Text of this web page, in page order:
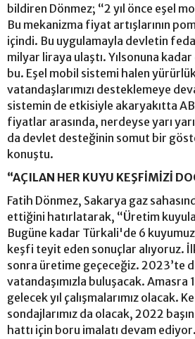
bildiren Dönmez; “2 yıl önce eşel
Bu mekanizma fiyat artışlarının
içindi. Bu uygulamayla devletin
milyar liraya ulaştı. Yılsonuna
bu. Eşel mobil sistemi halen
vatandaşlarımızı desteklemeye
sistemin de etkisiyle akaryakıtta
fiyatlar arasında, nerdeyse yarı
da devlet desteğinin somut bir
konuştu.
“AÇILAN HER KUYU KEŞFİMİZİ
Fatih Dönmez, Sakarya gaz
ettiğini hatırlatarak, “Üretim
Bugüne kadar Türkali'de 6
keşfi teyit eden sonuçlar alıyoruz.
sonra üretime geçeceğiz. 2023’te
vatandaşımızla buluşacak. Amasra
gelecek yıl çalışmalarımız olacak.
sondajlarımız da olacak, 2022
hattı için boru imalatı devam